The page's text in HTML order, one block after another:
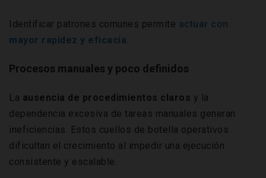
Identificar patrones comunes permite actuar con
mayor rapidez y eficacia.
Procesos manuales y poco definidos
La ausencia de procedimientos claros y la
dependencia excesiva de tareas manuales generan
ineficiencias. Estos cuellos de botella operativos
dificultan el crecimiento al impedir una ejecución
consistente y escalable.